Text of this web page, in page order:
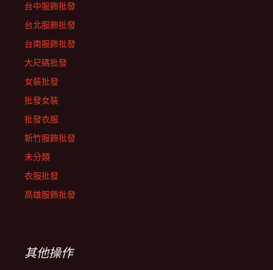
台中服飾批發
台北服飾批發
台南服飾批發
大尺碼批發
女裝批發
批發女裝
批發衣服
新竹服飾批發
未分類
衣服批發
高雄服飾批發
其他操作